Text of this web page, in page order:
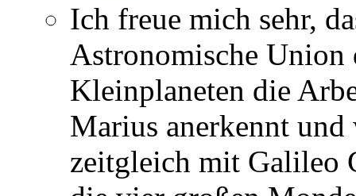
Ich freue mich sehr,
Astronomische Union
Kleinplaneten die
Marius anerkennt
zeitgleich mit Galileo